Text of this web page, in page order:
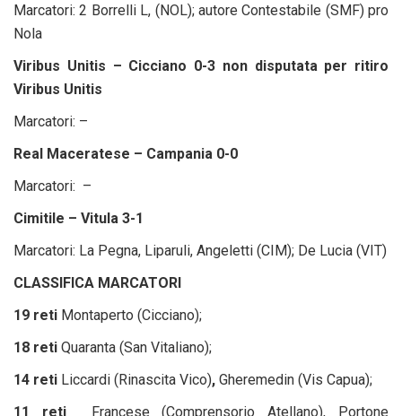
Marcatori: 2 Borrelli L, (NOL); autore Contestabile (SMF) pro
Nola
Viribus Unitis – Cicciano 0-3 non disputata per ritiro
Viribus Unitis
Marcatori: –
Real Maceratese – Campania 0-0
Marcatori: –
Cimitile – Vitula 3-1
Marcatori: La Pegna, Liparuli, Angeletti (CIM); De Lucia (VIT)
CLASSIFICA MARCATORI
19 reti Montaperto (Cicciano);
18 reti Quaranta (San Vitaliano);
14 reti Liccardi (Rinascita Vico), Gheremedin (Vis Capua);
11 retiFrancese (Comprensorio Atellano), Portone